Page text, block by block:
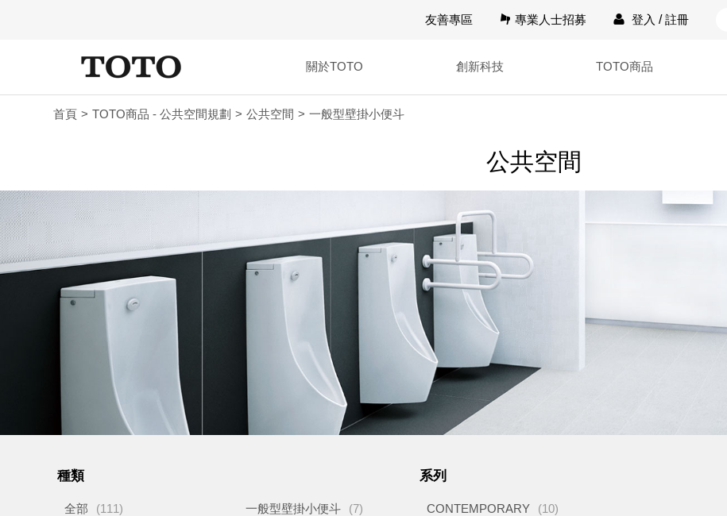
友善專區 專業人士招募 登入 /註冊
關於TOTO 創新科技 TOTO商品
首頁 TOTO商品 - 公共空間規劃 公共空間 一般型壁掛小便斗
公共空間
種類
全部
(111)
一般型壁掛小便斗
(7)
系列
CONTEMPORARY
(10)